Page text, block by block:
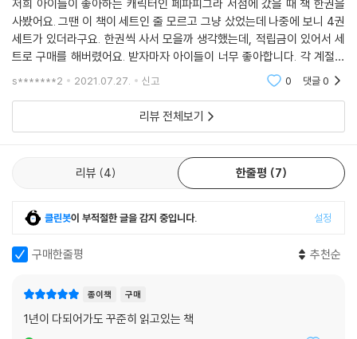
저희 아이들이 좋아하는 캐릭터인 페파피그라 서점에 갔을 때 책 한권을
사봤어요. 그땐 이 책이 세트인 줄 모르고 그냥 샀었는데 나중에 보니 4권
세트가 있더라구요. 한권씩 사서 모을까 생각했는데, 적립금이 있어서 세
트로 구매를 해버렸어요. 받자마자 아이들이 너무 좋아합니다. 각 계절별
로 특징을 살려 동화내용이 구성되어있어요. 저희 아이들은 핼러윈책을 그
s*******2 2021.07.27. 신고 0 댓글0
리뷰 전체보기
리뷰 4 한줄평 7
클린봇이 부적절한 글을 감지 중입니다. 설정
구매한줄평 추천순
종이책 구매
1년이 다되어가도 꾸준히 읽고있는 책